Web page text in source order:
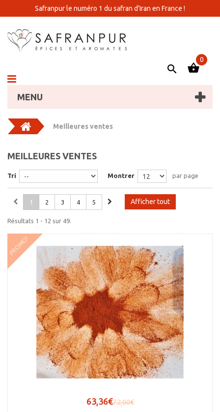
Safranpur le numéro 1 du safran d'Iran en France !
0
MENU
Meilleures ventes
MEILLEURES VENTES
Tri Montrer par page
Afficher tout
1 2 3 4 5
Résultats 1 - 12 sur 49.
PROMO!
63,36€72,00€